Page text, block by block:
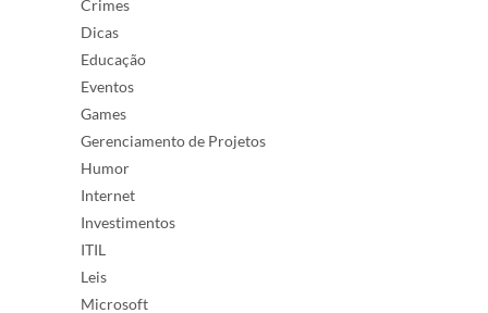
Crimes
Dicas
Educação
Eventos
Games
Gerenciamento de Projetos
Humor
Internet
Investimentos
ITIL
Leis
Microsoft